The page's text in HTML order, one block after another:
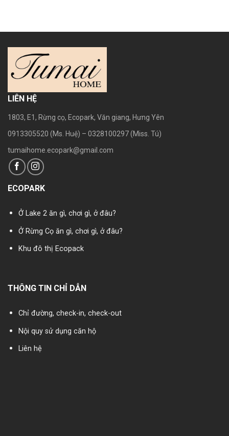
LIÊN HỆ
1803, E1, Rừng cọ, Ecopark, Văn giang, Hưng Yên
0913305520 (Ms. Huệ) – 0328100297 (Miss. Tú)
tumaihome.ecopark@gmail.com
ECOPARK
Ở Lake 2 ăn gì, chơi gì, ở đâu?
Ở Rừng Cọ ăn gì, chơi gì, ở đâu?
Khu đô thị Ecopack
THÔNG TIN CHỈ DẪN
Chỉ đường, check-in, check-out
Nội quy sử dụng căn hộ
Liên hệ